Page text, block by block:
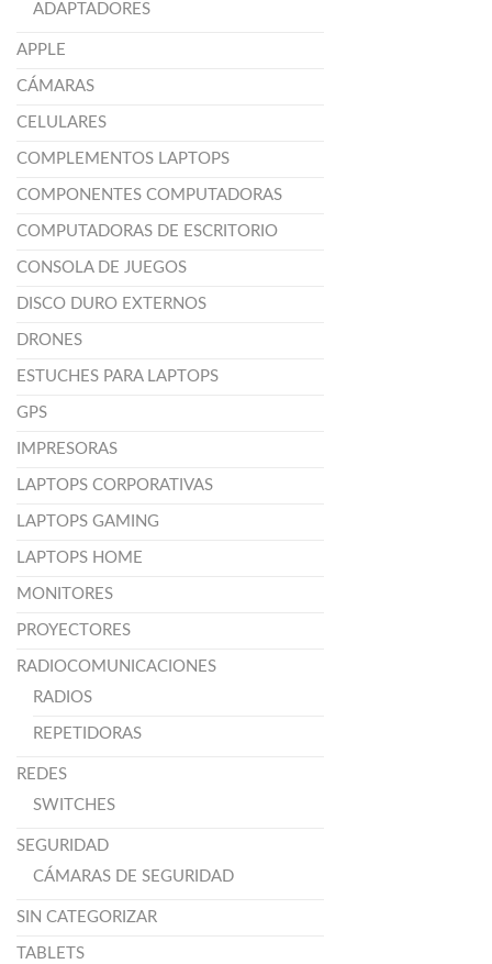
ADAPTADORES
APPLE
CÁMARAS
CELULARES
COMPLEMENTOS LAPTOPS
COMPONENTES COMPUTADORAS
COMPUTADORAS DE ESCRITORIO
CONSOLA DE JUEGOS
DISCO DURO EXTERNOS
DRONES
ESTUCHES PARA LAPTOPS
GPS
IMPRESORAS
LAPTOPS CORPORATIVAS
LAPTOPS GAMING
LAPTOPS HOME
MONITORES
PROYECTORES
RADIOCOMUNICACIONES
RADIOS
REPETIDORAS
REDES
SWITCHES
SEGURIDAD
CÁMARAS DE SEGURIDAD
SIN CATEGORIZAR
TABLETS